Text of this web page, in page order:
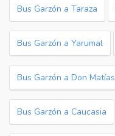
Bus Garzón a Taraza
Bus Garzón a Yarumal
Bus Garzón a Don Matías
Bus Garzón a Caucasia